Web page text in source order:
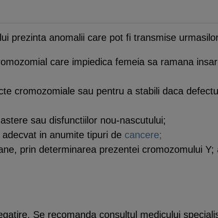
prezinta anomalii care pot fi transmise
care impiedica femeia sa ramana
cromozomiale sau pentru a stabili daca
sau disfunctiilor nou-nascutului;
in anumite tipuri de cancere;
prin determinarea prezentei cromozomului
Se recomanda consultul medicului